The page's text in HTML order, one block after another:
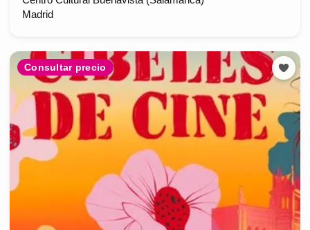
Madrid
Consultar precio